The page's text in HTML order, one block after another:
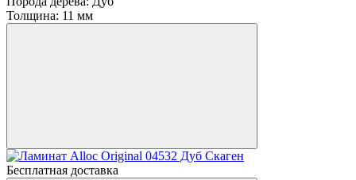
Толщина: 11 мм
Бесплатная доставка